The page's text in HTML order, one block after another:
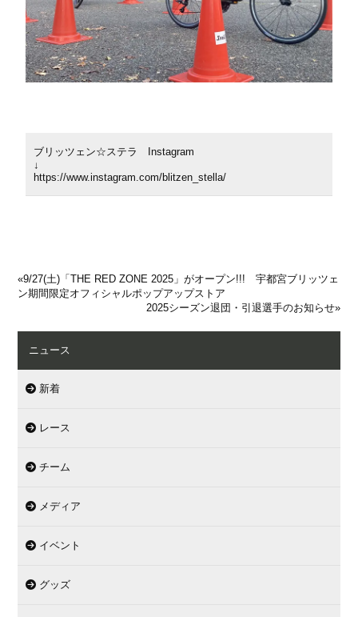
ブリッツェン☆ステラ Instagram
↓
https://www.instagram.com/blitzen_stella/
«9/27(⼟)「THE RED ZONE 2025」がオープン!!! 宇都宮ブリッツェ
ン期間限定オフィシャルポップアップストア
2025シーズン退団・引退選⼿のお知らせ»
ニュース
新着
レース
チーム
メディア
イベント
グッズ